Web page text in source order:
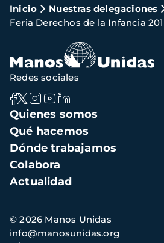
Ruta
de
navegación
Inicio Nuestras delegaciones
Feria Derechos de la Infancia
Navegación
principal
Quienes somos
Qué hacemos
Dónde trabajamos
Colabora
Actualidad
Redes sociales
Información
de
© 2026 Manos Unidas
info@manosunidas.org